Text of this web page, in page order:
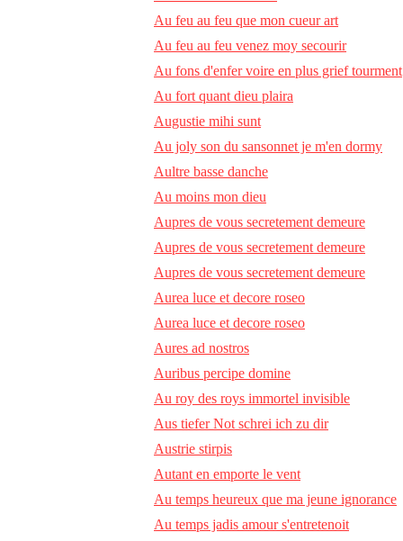
Au feu au feu que mon cueur art
Au feu au feu venez moy secourir
Au fons d'enfer voire en plus grief tourment
Au fort quant dieu plaira
Augustie mihi sunt
Au joly son du sansonnet je m'en dormy
Aultre basse danche
Au moins mon dieu
Aupres de vous secretement demeure
Aupres de vous secretement demeure
Aupres de vous secretement demeure
Aurea luce et decore roseo
Aurea luce et decore roseo
Aures ad nostros
Auribus percipe domine
Au roy des roys immortel invisible
Aus tiefer Not schrei ich zu dir
Austrie stirpis
Autant en emporte le vent
Au temps heureux que ma jeune ignorance
Au temps jadis amour s'entretenoit